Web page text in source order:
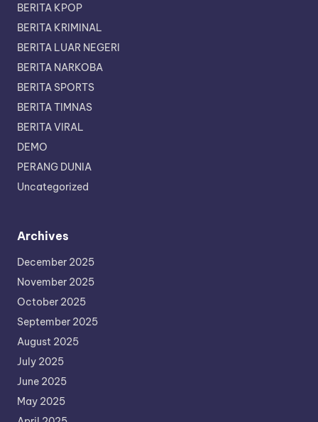
BERITA KPOP
BERITA KRIMINAL
BERITA LUAR NEGERI
BERITA NARKOBA
BERITA SPORTS
BERITA TIMNAS
BERITA VIRAL
DEMO
PERANG DUNIA
Uncategorized
Archives
December 2025
November 2025
October 2025
September 2025
August 2025
July 2025
June 2025
May 2025